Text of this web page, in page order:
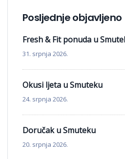
Posljednje objavljeno
Fresh & Fit ponuda u
31. srpnja 2026.
Okusi ljeta u Smuteku
24. srpnja 2026.
Doručak u Smuteku
20. srpnja 2026.